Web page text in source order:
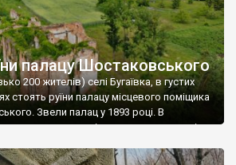
палацу Шостаковського
200 жителів) селі Бугаївка, в густих
стоять руїни палацу місцевого поміщика
Звели палац у 1893 році. В
ньому спочатку містилася школа, потім
туберкульозну лікарню. Коли із